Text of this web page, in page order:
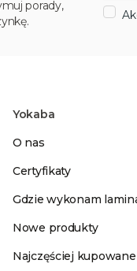
porady,
Yokaba
O nas
Certyfikaty
Gdzie wykonam
Nowe produkty
Najczęściej kupowane